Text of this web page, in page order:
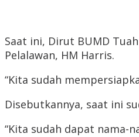
Saat ini, Dirut BUMD
Pelalawan, HM Harris.
“Kita sudah
Disebutkannya, saat ini
“Kita sudah dapat nama-